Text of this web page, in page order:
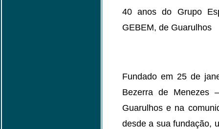
40 anos do Grupo
GEBEM, de Guarulhos
Fundado em 25 de
Bezerra de Menezes
Guarulhos e na
desde a sua fundação,